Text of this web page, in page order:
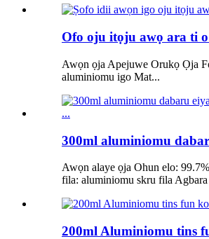
Ofo oju itọju awọ ara ti
Awọn ọja Apejuwe Orukọ Ọja
aluminiomu igo Mat...
300ml aluminiomu
Awọn alaye ọja Ohun elo:
fila: aluminiomu skru fila Agbara
200ml Aluminiomu tins